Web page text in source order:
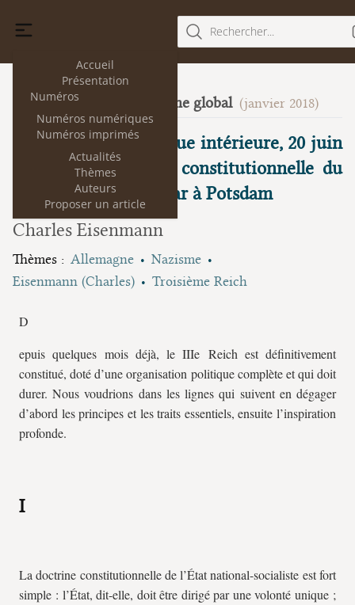
Accueil
Présentation
Numéros
Numéros numériques
Numéros imprimés
Actualités
Thèmes
Auteurs
Proposer un article
Rechercher...
19 Constitutionnalisme global (janvier 2018)
Chronique de politique intérieure, 20 juin
1934. L’organisation constitutionnelle du
IIIe Reich : de Weimar à Potsdam
Charles Eisenmann
Thèmes : Allemagne
Nazisme
Eisenmann (Charles)
Troisième Reich
D
epuis quelques mois déjà, le IIIe Reich est définitivement
constitué, doté d’une organisation politique complète et qui doit
durer. Nous voudrions dans les lignes qui suivent en dégager
d’abord les principes et les traits essentiels, ensuite l’inspiration
profonde.
I
La doctrine constitutionnelle de l’État national-socialiste est fort
simple : l’État, dit-elle, doit être dirigé par une volonté unique ;